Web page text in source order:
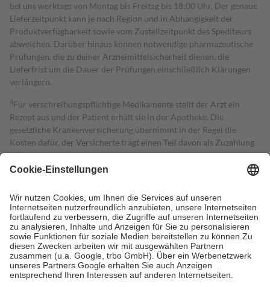
bei uns werktags von Montag bis Freitag bis 18:00 Uhr. Der genaue
Lieferzeitpunkt kann je nach Region und in Abhängigkeit der
Produktverfügbarkeit sowie vom Zustellzeitpunkt des Spediteurs
abweichen. Darüber hinaus können notwendige pharmazeutische
Prüfungen, die zu deiner Arzneimittelsicherheit dienen, die
Lieferfrist um die Dauer der Prüfungen einschließlich Klärungen
verlängern.
4Für verschreibungspflichtige Medikamente stellt der Arzt ein
Rezept aus und der Patient erhält sie in der Apotheke. Die
gesetzliche Krankenversicherung übernimmt in der Regel die
Kosten dafür, der Versicherte trägt einen Teil davon als Zuzahlung
mit.
Grundsätzlich leisten Mitglieder Zuzahlungen in Höhe von zehn
höchstens zehn Euro.
Es sind jedoch nie mehr als die tatsächlichen
Kosten der Leistung zu entrichten.
Diese Regeln gelten grundsätzlich auch für Online-Apotheken.
Bei Heilmitteln und häuslicher Krankenpflege beträgt die
Zuzahlung zehn Prozent der Kosten sowie zehn Euro je
Verordnung.
Um das Engagement der Versicherten für ihre eigene Gesundheit zu
stärken und die besondere Stellung der Familie zu unterstützen,